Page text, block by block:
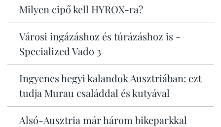
Milyen cipő kell HYROX-ra?
Városi ingázáshoz és túrázáshoz is -
Specialized Vado 3
Ingyenes hegyi kalandok Ausztriában: ezt
tudja Murau családdal és kutyával
Alsó-Ausztria már három bikeparkkal